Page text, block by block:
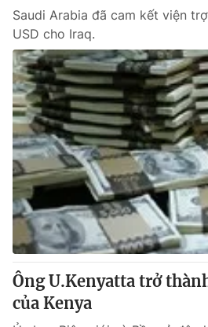
Saudi Arabia đã cam kết viện
USD cho Iraq.
Ông U.Kenyatta trở
của Kenya